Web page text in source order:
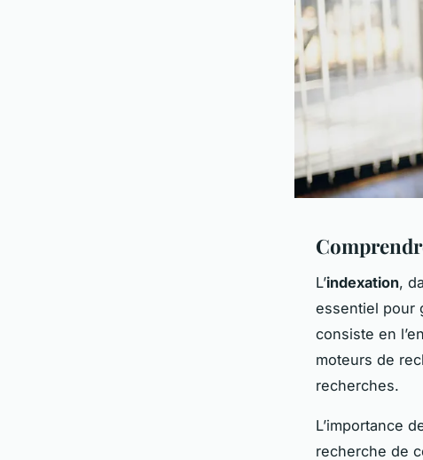
L’indexation,
essentiel pour
consiste en
moteurs de
recherches.
L’importance
recherche de